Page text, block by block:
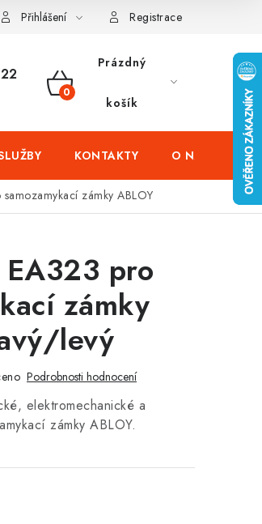
firem (administrativních budov) a
Přihlášení Registrace
NÁKUPNÍ
Prázdný
košík
KONTAKTY O NÁS
zámky ABLOY
pro
zámky
levý
Podrobnosti hodnocení
elektromechanické a
zámky ABLOY.